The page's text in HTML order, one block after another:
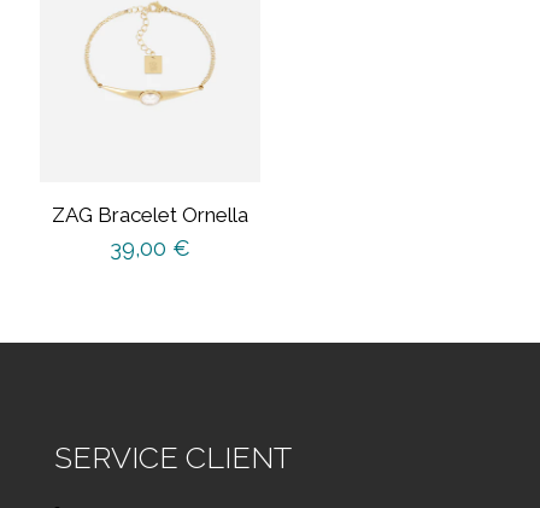
ZAG Bracelet Ornella
39,00 €
SERVICE CLIENT